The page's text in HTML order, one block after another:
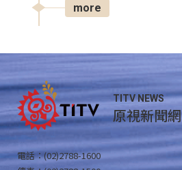
more
TITV NEWS
原視新聞網
電話：(02)2788-1600